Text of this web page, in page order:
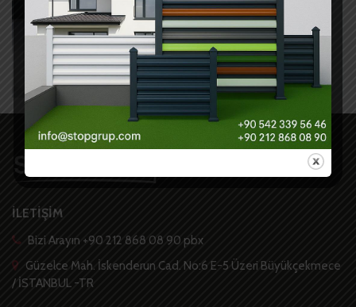
BARIYER PROJELERI
Uşak Altınsar – Mantar Bariyer
İLETİŞİM
Bizi Arayın +90 212 868 08 90 pbx
Güzelce Mah. İskenderun Cad. No:6 E-5 Üzeri Büyükçekmece
/ İSTANBUL -TR